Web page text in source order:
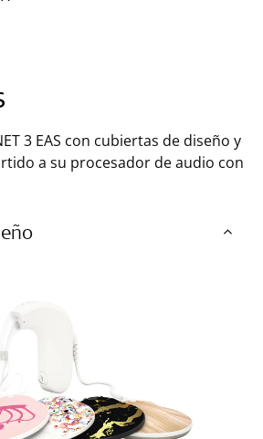
3 EAS con cubiertas de diseño y
a su procesador de audio con